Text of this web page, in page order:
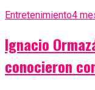
Entretenimiento4
Ignacio
conocieron